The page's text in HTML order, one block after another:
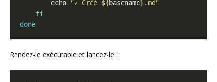
        echo
"✓ Créé ${basename} .md"
fi
done
Rendez-le exécutable et lancez-le :